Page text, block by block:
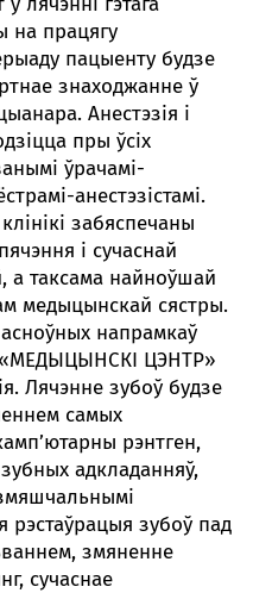
на працягу
пацыенту будзе
знаходжанне ў
Анестэзія і
пры ўсіх
ўрачамі-
анестэзістамі.
забяспечаны
і сучаснай
а таксама найноўшай
медыцынскай сястры.
напрамкаў
«МЕДЫЦЫНСКІ ЦЭНТР»
Лячэнне зубоў будзе
самых
рэнтген,
адкладанняў,
рэстаўрацыя зубоў пад
змяненне
сучаснае